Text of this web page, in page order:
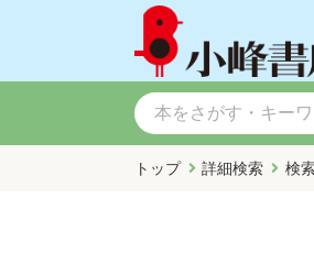
トップ 詳細検索 検